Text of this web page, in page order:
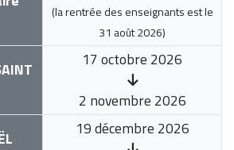
(la rentrée des enseignants est le
31 août 2026)
17 octobre 2026
2 novembre 2026
19 décembre 2026